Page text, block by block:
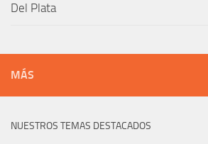
Del Plata
MÁS
NUESTROS TEMAS DESTACADOS